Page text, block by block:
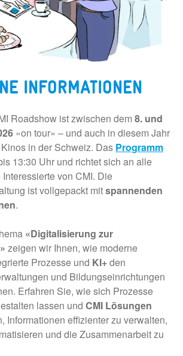
INFORMATIONEN
Roadshow ist zwischen dem 8. und
«on tour» – und auch in diesem Jahr
in der Schweiz. Das Programm
13:30 Uhr und richtet sich an alle
von CMI. Die
ist vollgepackt mitspannenden
.
«Digitalisierung zur
zeigen wir Ihnen, wie moderne
Prozesse und KI+den
und Bildungseinrichtungen
Erfahren Sie, wie sich Prozesse
lassen und CMI Lösungen
Informationen effizienter zu verwalten,
und die Zusammenarbeit zu